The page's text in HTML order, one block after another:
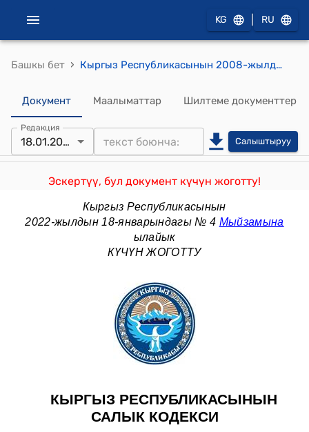
KG RU
Башкы бет › Кыргыз Республикасынын 2008-жылдын 17-октябры № 230 "Салык кодекси"
Документ Маалыматтар Шилтеме документтер
Редакция
18.01.2022 Салыштыруу
Эскертүү, бул документ күчүн жоготту!